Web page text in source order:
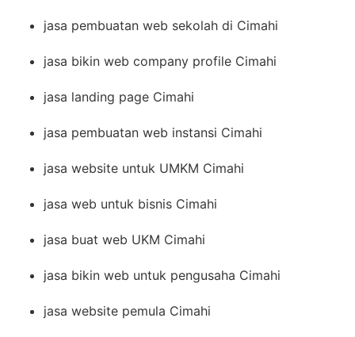
jasa pembuatan web sekolah di Cimahi
jasa bikin web company profile Cimahi
jasa landing page Cimahi
jasa pembuatan web instansi Cimahi
jasa website untuk UMKM Cimahi
jasa web untuk bisnis Cimahi
jasa buat web UKM Cimahi
jasa bikin web untuk pengusaha Cimahi
jasa website pemula Cimahi